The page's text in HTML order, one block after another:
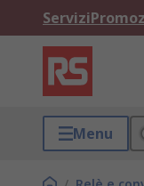
Servizi
Menu